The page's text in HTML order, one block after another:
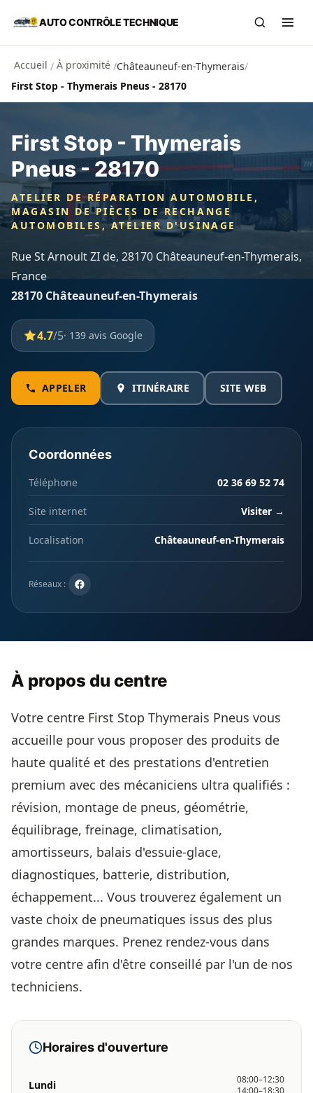
Aller au contenu principal
AUTO CONTRÔLE TECHNIQUE
Accueil / À proximité /Châteauneuf-en-Thymerais/
First Stop - Thymerais Pneus - 28170
First Stop - Thymerais
Pneus - 28170
ATELIER DE RÉPARATION AUTOMOBILE,
MAGASIN DE PIÈCES DE RECHANGE
AUTOMOBILES, ATELIER D'USINAGE
Rue St Arnoult ZI de, 28170 Châteauneuf-en-Thymerais,
France
28170 Châteauneuf-en-Thymerais
4.7/5· 139 avis Google
APPELER ITINÉRAIRE SITE WEB
Coordonnées
Téléphone 02 36 69 52 74
Site internet Visiter →
Localisation Châteauneuf-en-Thymerais
Réseaux :
À propos du centre
Votre centre First Stop Thymerais Pneus vous
accueille pour vous proposer des produits de
haute qualité et des prestations d'entretien
premium avec des mécaniciens ultra qualifiés :
révision, montage de pneus, géométrie,
équilibrage, freinage, climatisation,
amortisseurs, balais d'essuie-glace,
diagnostiques, batterie, distribution,
échappement... Vous trouverez également un
vaste choix de pneumatiques issus des plus
grandes marques. Prenez rendez-vous dans
votre centre afin d'être conseillé par l'un de nos
techniciens.
Horaires d'ouverture
Lundi
08:00–12:30
14:00–18:30